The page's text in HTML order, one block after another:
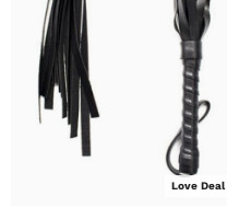
Love Deal